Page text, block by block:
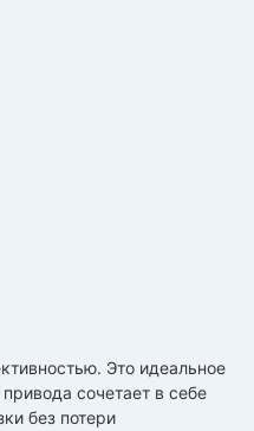
Это идеальное
сочетает в себе
без потери